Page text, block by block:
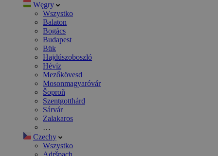
Węgry
Wszystko
Balaton
Bogács
Budapest
Bük
Hajdúszoboszló
Hévíz
Mezőkövesd
Mosonmagyaróvár
Šoproň
Szentgotthárd
Sárvár
Zalakaros
…
Czechy
Wszystko